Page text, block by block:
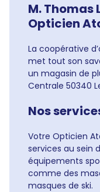
M. Thomas
Opticien
La coopérative
met tout son
un magasin de
Centrale 50340
Nos
Votre Opticien
services au sein
équipements
comme des
masques de ski.